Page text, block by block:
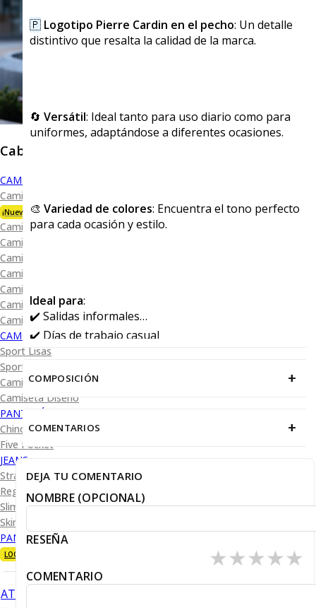
Caballero
CAMISAS
Camisa Premium Bambú
¡Nueva Colección!
Camisa Blanca
Camisa Performance
Camisa Piqué
Camisa Oxford
Camisa Lisa y Textura
Camisa Diseño
Camisa Cuadro y Raya
CAMISA SPORT
Sport Lisas
Sport Diseño
Camiseta Lisa
Camiseta Diseño
PANTALÓN CASUAL
Chino
Five Pocket
JEANS
Straight Fit
Regular Fit
Slim Fit
Skinny Fit
PANTALÓN DE VESTIR
LOOKS
ATRÁS
🇵 Logotipo Pierre Cardin en el pecho: Un detalle
distintivo que resalta la calidad de la marca.
🔄 Versátil: Ideal tanto para uso diario como para
uniformes, adaptándose a diferentes ocasiones.
🎨 Variedad de colores: Encuentra el tono perfecto
para cada ocasión y estilo.
Ideal para:
✔️ Salidas informales
✔️ Días de trabajo casual
✔️ Uniformes con estilo
COMPOSICIÓN +
COMENTARIOS +
DEJA TU COMENTARIO
NOMBRE (OPCIONAL)
RESEÑA
★
★
★
★
★
COMENTARIO